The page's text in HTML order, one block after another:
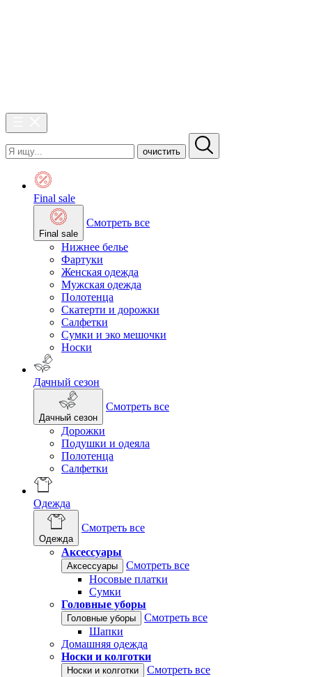
очистить
Final sale
Final sale
Смотреть все
Нижнее белье
Фартуки
Женская одежда
Мужская одежда
Полотенца
Скатерти и дорожки
Салфетки
Сумки и эко мешочки
Носки
Дачный сезон
Дачный сезон
Смотреть все
Дорожки
Подушки и одеяла
Полотенца
Салфетки
Одежда
Одежда
Смотреть все
Аксессуары
Аксессуары
Смотреть все
Носовые платки
Сумки
Головные уборы
Головные уборы
Смотреть все
Шапки
Домашняя одежда
Носки и колготки
Носки и колготки
Смотреть все